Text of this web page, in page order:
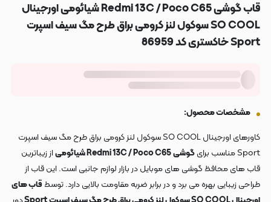
قاب گوشی Redmi 13C / Poco C65 شیائومی اورجینال
SO COOL سوکول لنز کرومی براق طرح مگ سیف اسپرت
Sport خاکستری کد 86959
مشخصات محصول:
کاورهای اورجینال SO COOL سوکول لنز کرومی براق طرح مگ سیف اسپرت
Sport مناسب برای
گوشیRedmi 13C / Poco C65 شیائومی
از زیباترین
قاب های محافظ گوشی های موبایل در بازار لوازم جانبی است. این قاب از
طراحی زیبایی بهره می برد و در برابر ضربه مقاومت بالایی دارد. توسطقاب های